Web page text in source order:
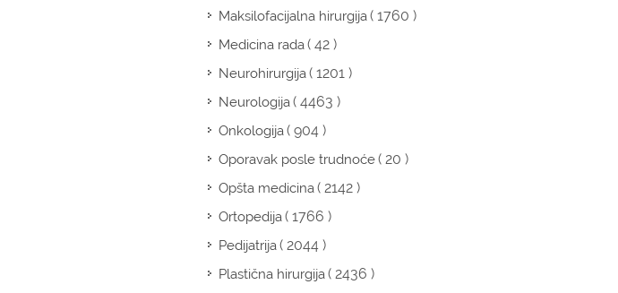
Maksilofacijalna hirurgija( 1760 )
Medicina rada( 42 )
Neurohirurgija( 1201 )
Neurologija( 4463 )
Onkologija( 904 )
Oporavak posle trudnoće( 20 )
Opšta medicina( 2142 )
Ortopedija( 1766 )
Pedijatrija( 2044 )
Plastična hirurgija( 2436 )